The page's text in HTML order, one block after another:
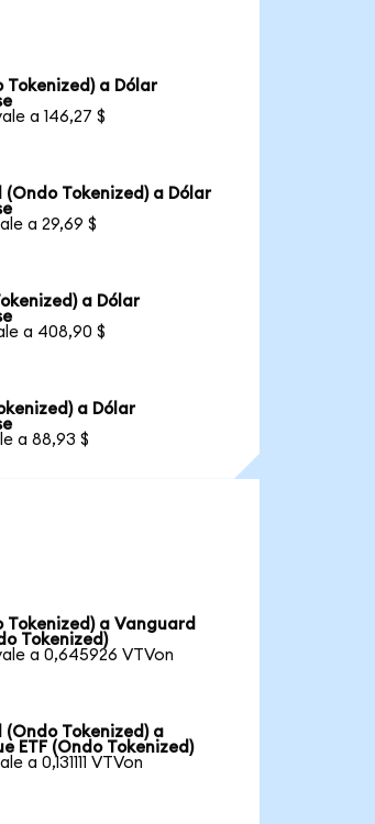
Tokenized) a Dólar
a 146,27 $
Tokenized) a Dólar
a 29,69 $
a Dólar
a 408,90 $
a Dólar
a 88,93 $
Tokenized) a Vanguard
Tokenized)
a 0,645926 VTVon
Tokenized) a
ETF (Ondo Tokenized)
a 0,131111 VTVon